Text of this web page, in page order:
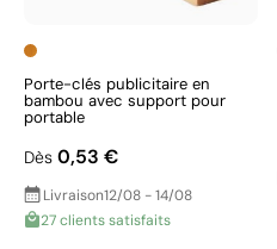
Porte-clés publicitaire en
bambou avec support pour
portable
Dès 0,53 €
Livraison12/08 - 14/08
27 clients satisfaits